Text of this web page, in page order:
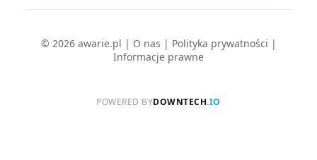
© 2026 awarie.pl | O nas | Polityka prywatności |
Informacje prawne
POWERED BYDOWNTECH.IO